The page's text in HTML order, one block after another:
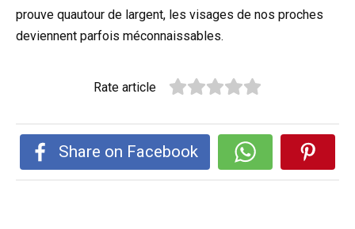
prouve quautour de largent, les visages de nos proches
deviennent parfois méconnaissables.
Rate article
Share on Facebook